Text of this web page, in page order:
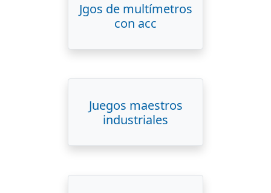
Jgos de multímetros
con acc
Juegos maestros
industriales